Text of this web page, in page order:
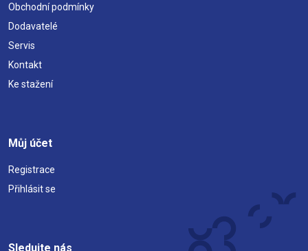
Obchodní podmínky
Dodavatelé
Servis
Kontakt
Ke stažení
Můj účet
Registrace
Přihlásit se
Sledujte nás